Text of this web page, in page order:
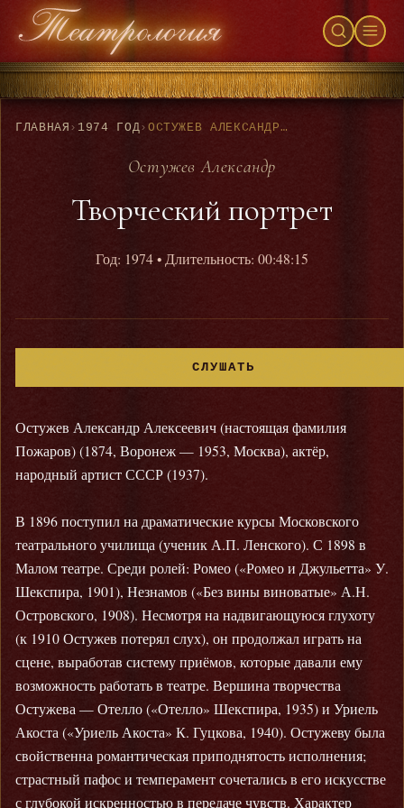
ГЛАВНАЯ › 1974 ГОД› ОСТУЖЕВ АЛЕКСАНДР - ТВОРЧЕСКИЙ ПОРТРЕТ
Остужев Александр
Творческий портрет
Год: 1974• Длительность: 00:48:15
СЛУШАТЬ
Остужев Александр Алексеевич (настоящая фамилия
Пожаров) (1874, Воронеж — 1953, Москва), актёр,
народный артист СССР (1937).
В 1896 поступил на драматические курсы Московского
театрального училища (ученик А.П. Ленского). С 1898 в
Малом театре. Среди ролей: Ромео («Ромео и Джульетта» У.
Шекспира, 1901), Незнамов («Без вины виноватые» А.Н.
Островского, 1908). Несмотря на надвигающуюся глухоту
(к 1910 Остужев потерял слух), он продолжал играть на
сцене, выработав систему приёмов, которые давали ему
возможность работать в театре. Вершина творчества
Остужева — Отелло («Отелло» Шекспира, 1935) и Уриель
Акоста («Уриель Акоста» К. Гуцкова, 1940). Остужеву была
свойственна романтическая приподнятость исполнения;
страстный пафос и темперамент сочетались в его искусстве
с глубокой искренностью в передаче чувств. Характер